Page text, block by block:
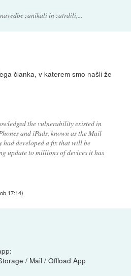
zanikali in zatrdili,...
članka, v katerem smo našli že
the vulnerability existed in
and iPads, known as the Mail
had developed a fix that will be
update to millions of devices it has
17:14)
/ Mail / Offload App